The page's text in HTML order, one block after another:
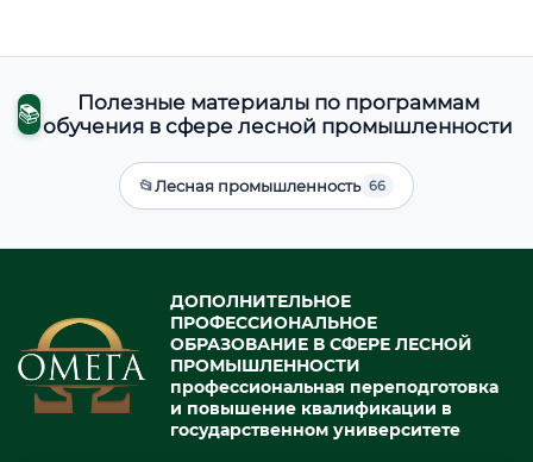
📚
Полезные материалы по программам
обучения в сфере лесной промышленности
📂Лесная промышленность 66
ДОПОЛНИТЕЛЬНОЕ
ПРОФЕССИОНАЛЬНОЕ
ОБРАЗОВАНИЕ В СФЕРЕ ЛЕСНОЙ
ПРОМЫШЛЕННОСТИ
профессиональная переподготовка
и повышение квалификации в
государственном университете